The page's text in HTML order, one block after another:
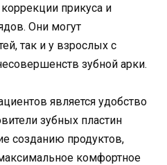
прикуса и
Они могут
так и у взрослых с
зубной арки.
является удобство
зубных пластин
созданию продуктов,
комфортное